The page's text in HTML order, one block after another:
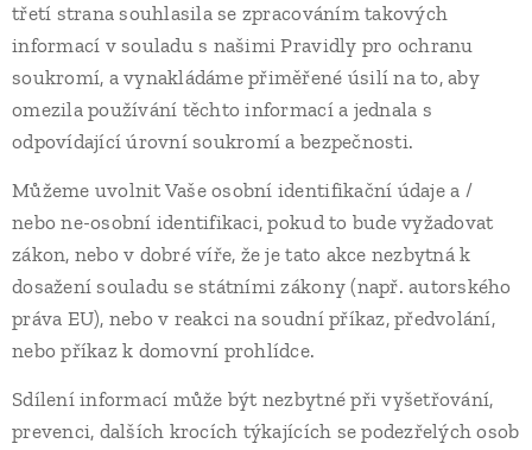
třetí strana souhlasila se zpracováním takových
informací v souladu s našimi Pravidly pro ochranu
soukromí, a vynakládáme přiměřené úsilí na to, aby
omezila používání těchto informací a jednala s
odpovídající úrovní soukromí a bezpečnosti.
Můžeme uvolnit Vaše osobní identifikační údaje a /
nebo ne-osobní identifikaci, pokud to bude vyžadovat
zákon, nebo v dobré víře, že je tato akce nezbytná k
dosažení souladu se státními zákony (např. autorského
práva EU), nebo v reakci na soudní příkaz, předvolání,
nebo příkaz k domovní prohlídce.
Sdílení informací může být nezbytné při vyšetřování,
prevenci, dalších krocích týkajících se podezřelých osob